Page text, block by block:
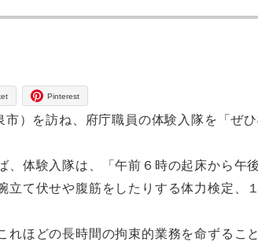
Pinterest
）を訪ね、府庁職員の体験入隊を「ぜ
体験入隊は、「午前６時の起床から午
て伏せや腹筋をしたりする体力検定、
ほどの長時間の拘束的業務を命ずるこ